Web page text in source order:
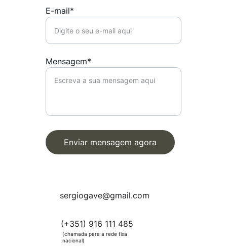
sergiogave@gmail.com
E-mail*
Mensagem*
Enviar mensagem agora
(+351) 916 111 485
(chamada para a rede fixa
nacional)